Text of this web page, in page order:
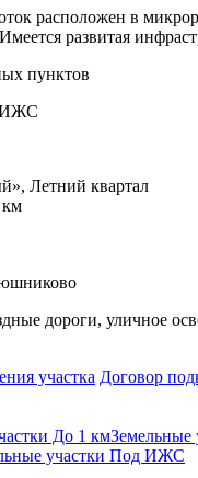
расположен в
развитая
пунктов
ИЖС
Летний квартал
км
дороги, уличное
участка Договор
До 1 кмЗемельные
участки Под ИЖС